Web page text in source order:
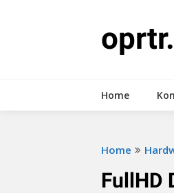
Home
Home
FullHD